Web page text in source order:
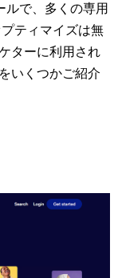
ルで、多くの専用
ティマイズは無
ターに利用され
いくつかご紹介